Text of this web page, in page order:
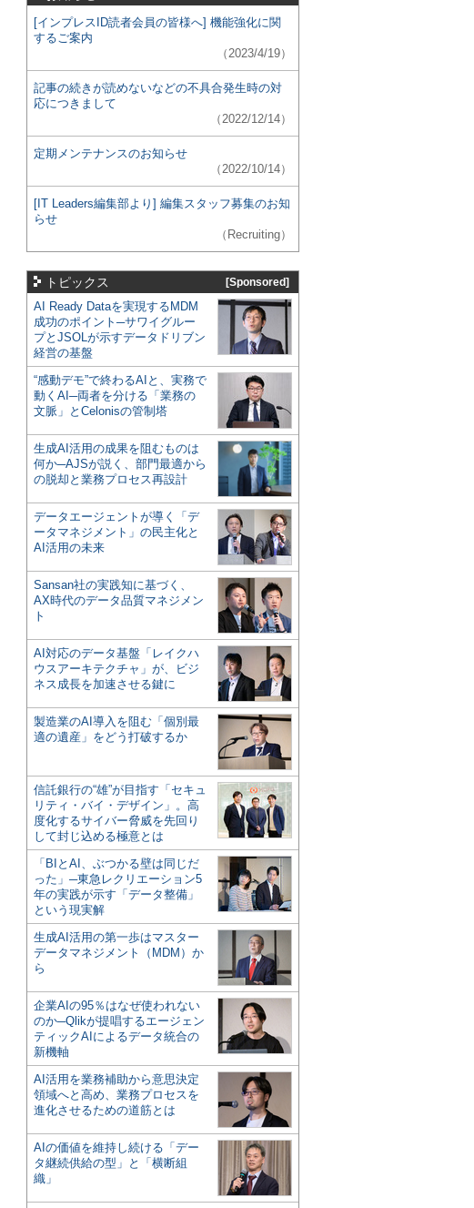
[インプレスID読者会員の皆様へ] 機能強化に関
するご案内
（2023/4/19）
記事の続きが読めないなどの不具合発生時の対
応につきまして
（2022/12/14）
定期メンテナンスのお知らせ
（2022/10/14）
[IT Leaders編集部より] 編集スタッフ募集のお知
らせ
（Recruiting）
トピックス [Sponsored]
AI Ready Dataを実現するMDM
成功のポイント─サワイグルー
プとJSOLが示すデータドリブン
経営の基盤
“感動デモ”で終わるAIと、実務で
動くAI─両者を分ける「業務の
文脈」とCelonisの管制塔
生成AI活用の成果を阻むものは
何か─AJSが説く、部門最適から
の脱却と業務プロセス再設計
データエージェントが導く「デ
ータマネジメント」の民主化と
AI活用の未来
Sansan社の実践知に基づく、
AX時代のデータ品質マネジメン
ト
AI対応のデータ基盤「レイクハ
ウスアーキテクチャ」が、ビジ
ネス成長を加速させる鍵に
製造業のAI導入を阻む「個別最
適の遺産」をどう打破するか
信託銀行の“雄”が目指す「セキュ
リティ・バイ・デザイン」。高
度化するサイバー脅威を先回り
して封じ込める極意とは
「BIとAI、ぶつかる壁は同じだ
った」─東急レクリエーション5
年の実践が示す「データ整備」
という現実解
生成AI活用の第一歩はマスター
データマネジメント（MDM）か
ら
企業AIの95％はなぜ使われない
のか─Qlikが提唱するエージェン
ティックAIによるデータ統合の
新機軸
AI活用を業務補助から意思決定
領域へと高め、業務プロセスを
進化させるための道筋とは
AIの価値を維持し続ける「デー
タ継続供給の型」と「横断組
織」